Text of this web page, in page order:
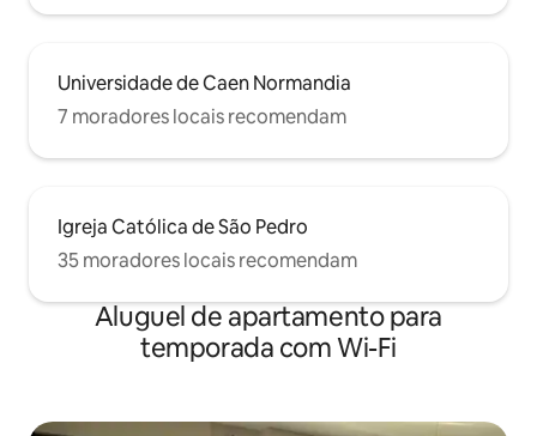
Universidade de Caen Normandia
7 moradores locais recomendam
Igreja Católica de São Pedro
35 moradores locais recomendam
Aluguel de apartamento para
temporada com Wi-Fi